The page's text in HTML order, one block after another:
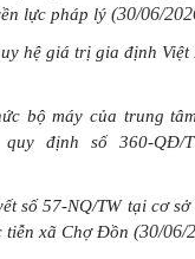
lực pháp lý (30/06/
hệ giá trị gia định Việt
bộ máy của trung
quy định số 360-
số 57-NQ/TW tại cơ
tiễn xã Chợ Đồn (30/06/